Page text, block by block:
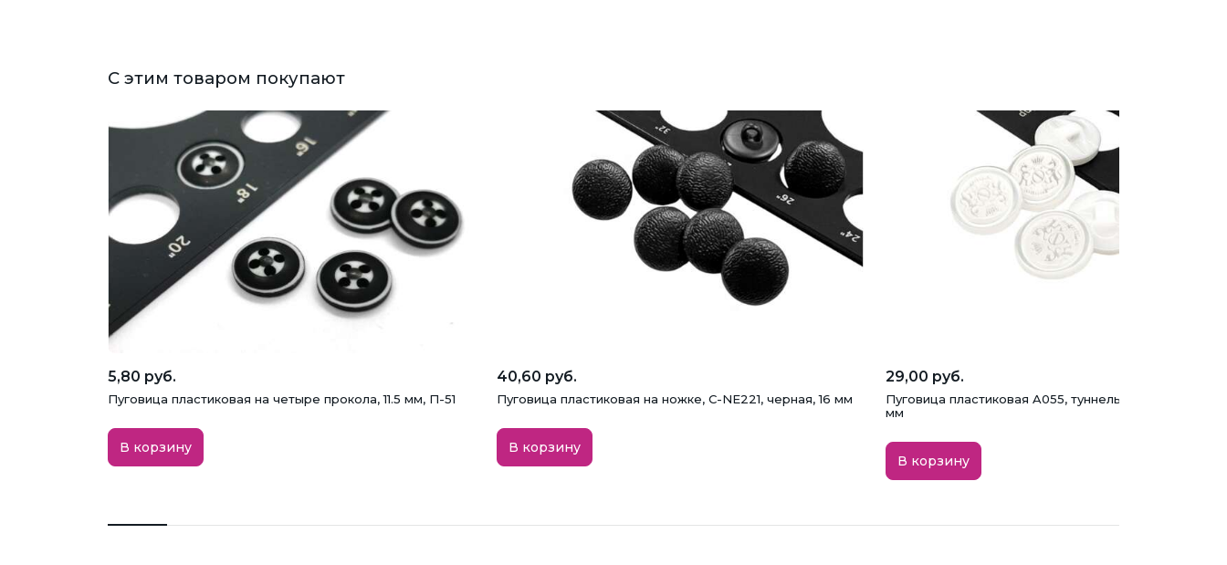
С этим товаром покупают
5,80 руб.
Пуговица пластиковая на четыре прокола, 11.5 мм, П-51
В корзину
40,60 руб.
Пуговица пластиковая на ножке, C-NE221, черная, 16 мм
В корзину
29,00 руб.
Пуговица пластиковая A055, туннельная, молочная,
мм
В корзину